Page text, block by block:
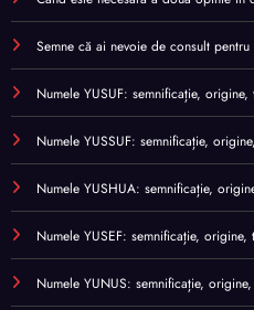
Semne că ai nevoie de consult
Numele YUSUF: semnificație,
Numele YUSSUF: semnificație,
Numele YUSHUA: semnificație,
Numele YUSEF: semnificație,
Numele YUNUS: semnificație,